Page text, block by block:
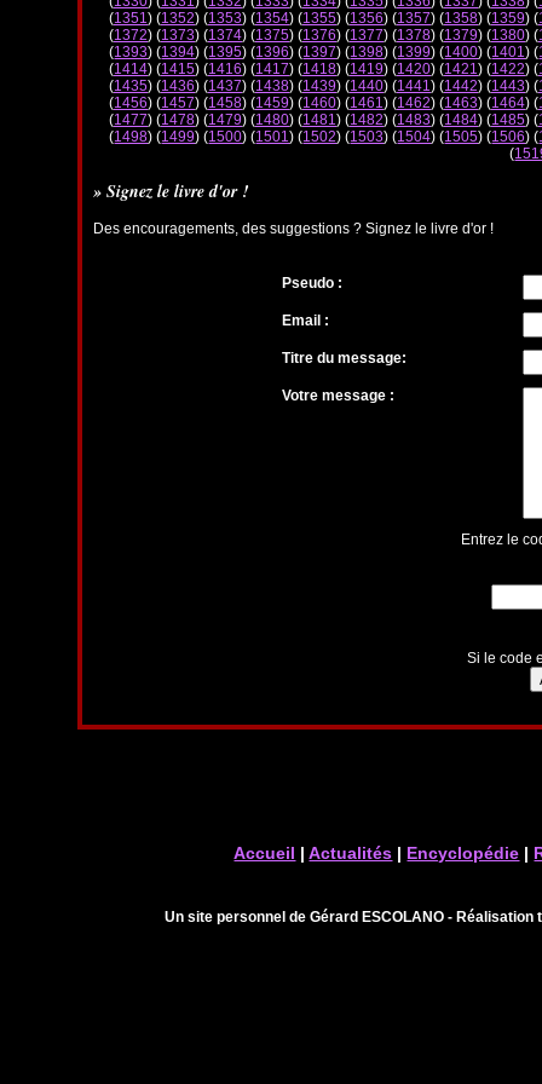
(1351) (1352) (1353) (1354) (1355) (1356) (1357) (1358) (1359) (
(1372) (1373) (1374) (1375) (1376) (1377) (1378) (1379) (1380) (
(1393) (1394) (1395) (1396) (1397) (1398) (1399) (1400) (1401) (
(1414) (1415) (1416) (1417) (1418) (1419) (1420) (1421) (1422) (
(1435) (1436) (1437) (1438) (1439) (1440) (1441) (1442) (1443) (
(1456) (1457) (1458) (1459) (1460) (1461) (1462) (1463) (1464) (
(1477) (1478) (1479) (1480) (1481) (1482) (1483) (1484) (1485) (
(1498) (1499) (1500) (1501) (1502) (1503) (1504) (1505) (1506) (
(
» Signez le livre d'or !
Des encouragements, des suggestions ? Signez le livre d'or !
Pseudo :
Email :
Titre du message:
Votre message :
Entrez le
Si le code
Accueil |Actualités | Encyclopédie |
Un site personnel de Gérard ESCOLANO -